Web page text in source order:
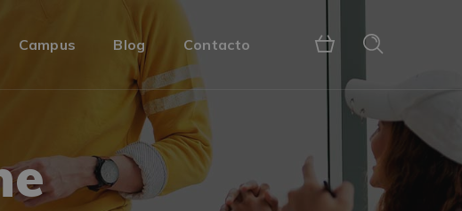
Campus Blog Contacto